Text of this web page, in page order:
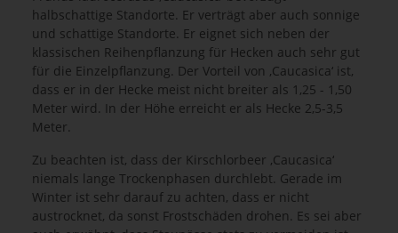
halbschattige Standorte. Er verträgt aber auch sonnige
und schattige Standorte. Er eignet sich neben der
klassischen Reihenpflanzung für Hecken auch sehr gut
für die Einzelpflanzung. Der Vorteil von ‚Caucasica‘ ist,
dass er in der Hecke meist nicht breiter als 1,25 - 1,50
Meter wird. In der Höhe erreicht er als Hecke 2,5-3,5
Meter.
Zu beachten ist, dass der Kirschlorbeer ‚Caucasica‘
niemals lange Trockenphasen durchlebt. Gerade im
Winter ist sehr darauf zu achten, dass er nicht
austrocknet, da sonst Frostschäden drohen. Es sei aber